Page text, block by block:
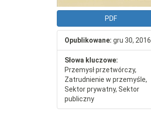
PDF
Opublikowane: gru 30, 2016
Słowa kluczowe:
Przemysł przetwórczy,
Zatrudnienie w przemyśle,
Sektor prywatny, Sektor
publiczny